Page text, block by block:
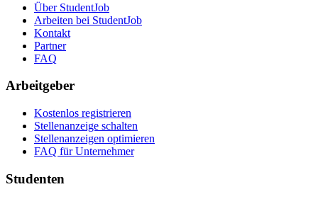
Über StudentJob
Arbeiten bei StudentJob
Kontakt
Partner
FAQ
Arbeitgeber
Kostenlos registrieren
Stellenanzeige schalten
Stellenanzeigen optimieren
FAQ für Unternehmer
Studenten